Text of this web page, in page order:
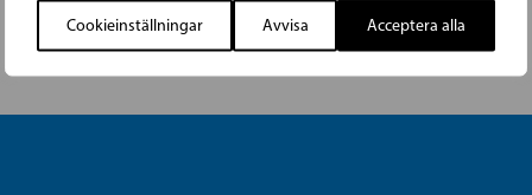
Cookieinställningar Avvisa Acceptera alla